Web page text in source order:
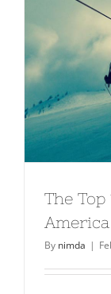
The
America
By nimda |